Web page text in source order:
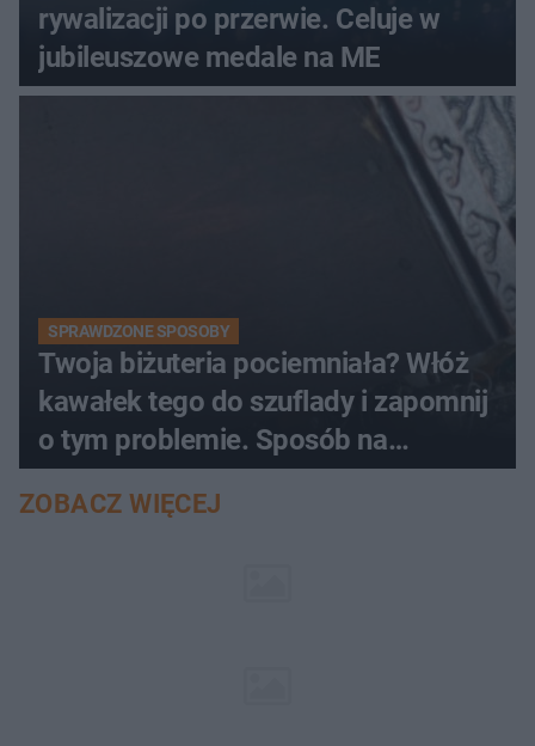
rywalizacji po przerwie. Celuje w
jubileuszowe medale na ME
SPRAWDZONE SPOSOBY
Twoja biżuteria pociemniała? Włóż
kawałek tego do szuflady i zapomnij
o tym problemie. Sposób na
pociemniałą biżuterię
ZOBACZ WIĘCEJ